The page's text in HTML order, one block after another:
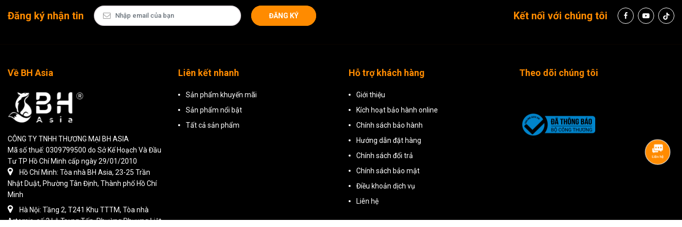
Đăng ký nhận tin ĐĂNG KÝ Kết nối với chúng tôi
Về BH Asia
CÔNG TY TNHH THƯƠNG MẠI BH ASIA
Mã số thuế: 0309799500 do Sở Kế Hoạch Và Đầu
Tư TP Hồ Chí Minh cấp ngày 29/01/2010
Hồ Chí Minh: Tòa nhà BH Asia, 23-25 Trần
Nhật Duật, Phường Tân Định, Thành phố Hồ Chí
Minh
Hà Nội: Tầng 2, T241 Khu TTTM, Tòa nhà
Artemis, số 3 Lê Trọng Tấn, Phường Phương Liệt,
Liên kết nhanh
Sản phẩm khuyến mãi
Sản phẩm nổi bật
Tất cả sản phẩm
Hỗ trợ khách hàng
Giới thiệu
Kích hoạt bảo hành online
Chính sách bảo hành
Hướng dẫn đặt hàng
Chính sách đổi trả
Chính sách bảo mật
Điều khoản dịch vụ
Liên hệ
Theo dõi chúng tôi